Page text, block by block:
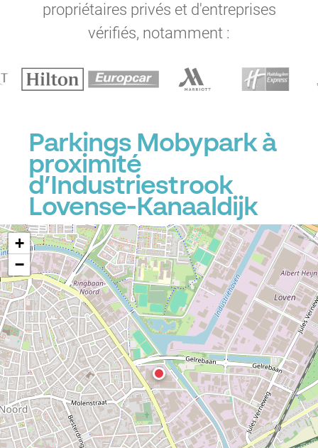
propriétaires privés et d'entreprises
vérifiés, notamment :
Parkings Mobypark à
proximité
d’Industriestrook
Lovense-Kanaaldijk
+
−